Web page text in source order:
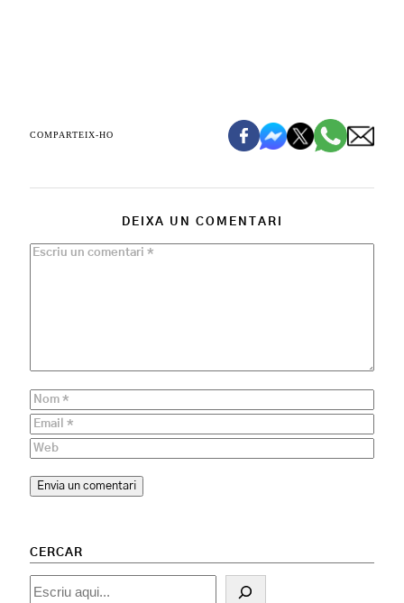
COMPARTEIX-HO
DEIXA UN COMENTARI
CERCAR
Cercar